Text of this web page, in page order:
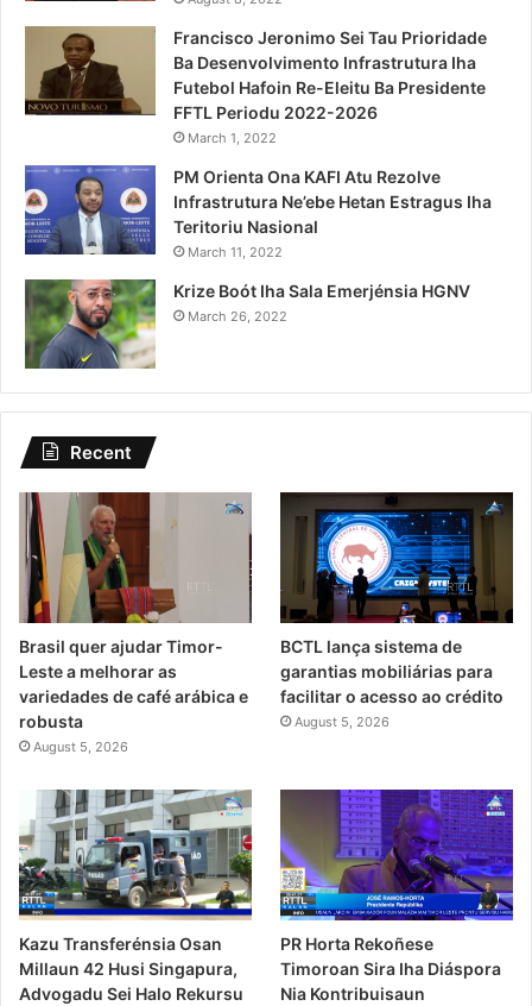
Francisco Jeronimo Sei Tau Prioridade
Ba Desenvolvimento Infrastrutura Iha
Futebol Hafoin Re-Eleitu Ba Presidente
FFTL Periodu 2022-2026
March 1, 2022
PM Orienta Ona KAFI Atu Rezolve
Infrastrutura Ne’ebe Hetan Estragus Iha
Teritoriu Nasional
March 11, 2022
Krize Boót Iha Sala Emerjénsia HGNV
March 26, 2022
Recent
Brasil quer ajudar Timor-
Leste a melhorar as
variedades de café arábica e
robusta
August 5, 2026
BCTL lança sistema de
garantias mobiliárias para
facilitar o acesso ao crédito
August 5, 2026
Kazu Transferénsia Osan
Millaun 42 Husi Singapura,
Advogadu Sei Halo Rekursu
PR Horta Rekoñese
Timoroan Sira Iha Diáspora
Nia Kontribuisaun